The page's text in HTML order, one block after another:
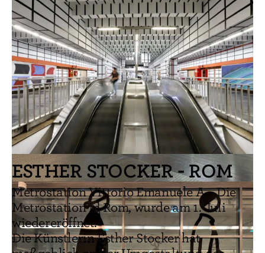
ESTHER STOCKER - ROM
Metrostation Vittorio Emanuele A – Die
Metrostation in Rom, wurde am 1. Juli
wiedereröffnet.
Die Künstlerin Esther Stocker hat